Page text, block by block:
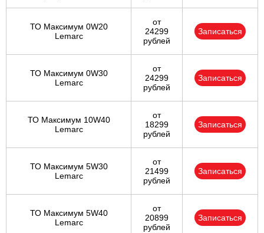
ТО Максимум 0W20
Lemarc
от
24299
рублей
Записаться
ТО Максимум 0W30
Lemarc
от
24299
рублей
Записаться
ТО Максимум 10W40
Lemarc
от
18299
рублей
Записаться
ТО Максимум 5W30
Lemarc
от
21499
рублей
Записаться
ТО Максимум 5W40
Lemarc
от
20899
рублей
Записаться